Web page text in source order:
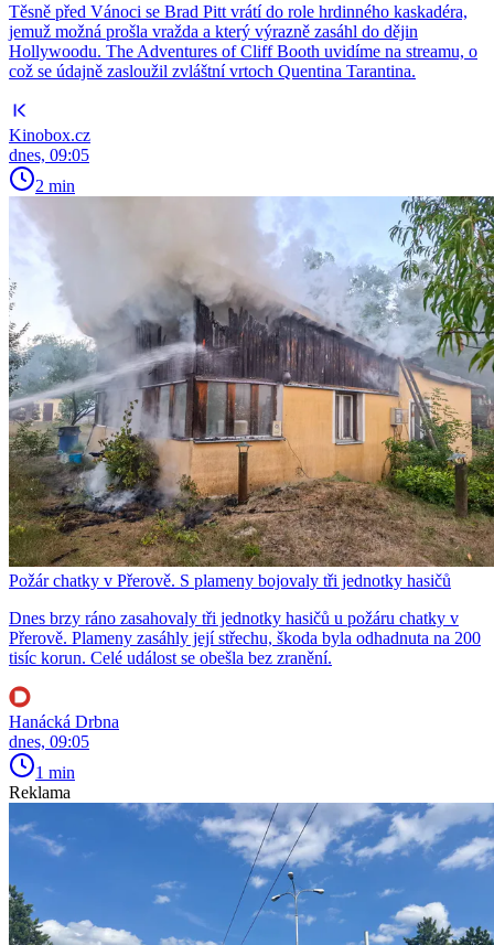
Těsně před Vánoci se Brad Pitt vrátí do role hrdinného kaskadéra,
jemuž možná prošla vražda a který výrazně zasáhl do dějin
Hollywoodu. The Adventures of Cliff Booth uvidíme na streamu, o
což se údajně zasloužil zvláštní vrtoch Quentina Tarantina.
Kinobox.cz
dnes, 09:05
2 min
Požár chatky v Přerově. S plameny bojovaly tři jednotky hasičů
Dnes brzy ráno zasahovaly tři jednotky hasičů u požáru chatky v
Přerově. Plameny zasáhly její střechu, škoda byla odhadnuta na 200
tisíc korun. Celé událost se obešla bez zranění.
Hanácká Drbna
dnes, 09:05
1 min
Reklama